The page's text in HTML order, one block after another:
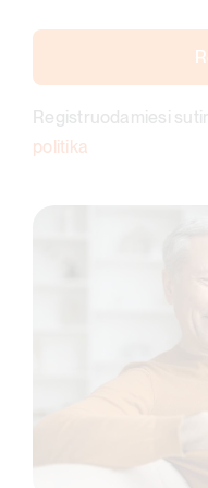
Registruodamiesi
politika